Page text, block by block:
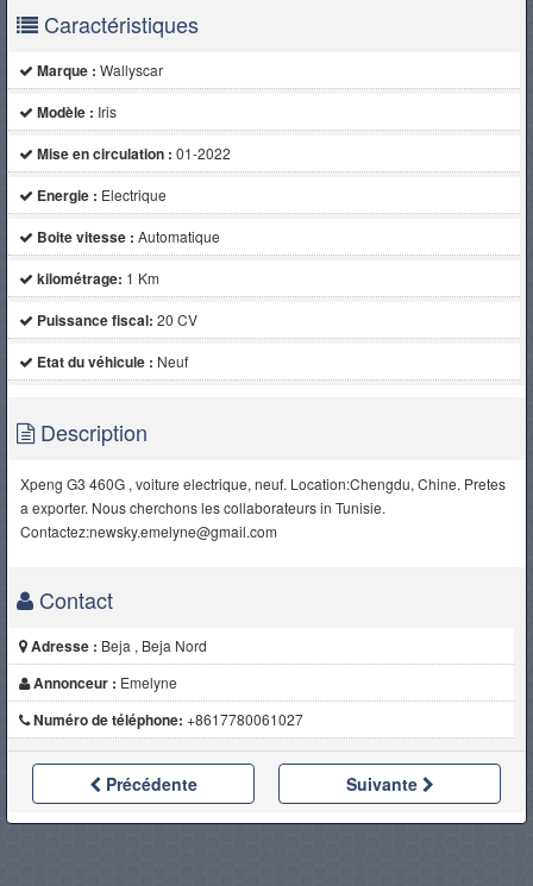
Caractéristiques
Marque : Wallyscar
Modèle : Iris
Mise en circulation : 01-2022
Energie : Electrique
Boite vitesse : Automatique
kilométrage: 1 Km
Puissance fiscal: 20 CV
Etat du véhicule : Neuf
Description
Xpeng G3 460G , voiture electrique, neuf. Location:Chengdu, Chine. Pretes
a exporter. Nous cherchons les collaborateurs in Tunisie.
Contactez:newsky.emelyne@gmail.com
Contact
Adresse : Beja , Beja Nord
Annonceur : Emelyne
Numéro de téléphone: +8617780061027
Précédente Suivante